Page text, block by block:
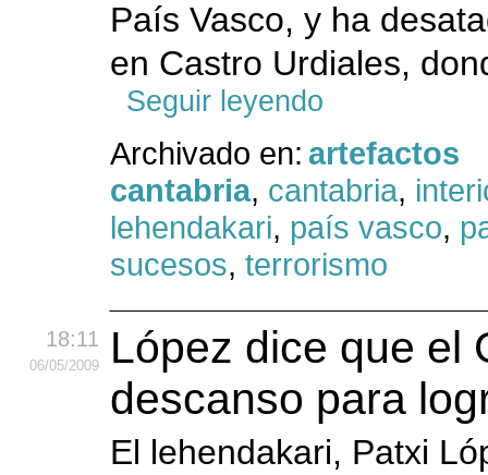
País Vasco, y ha
en Castro Urdiales,
Seguir leyendo
Archivado en: artefactos
cantabria, cantabria,
lehendakari, país vasco,
sucesos, terrorismo
18:11
06/05/2009
López dice que el
descanso para
El lehendakari, Patxi